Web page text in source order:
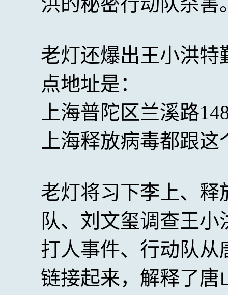
老灯还爆出王小洪
点地址是：
上海普陀区兰溪路
上海释放病毒都跟
老灯将习下李上、
队、刘文玺调查王
打人事件、行动队
链接起来，解释了